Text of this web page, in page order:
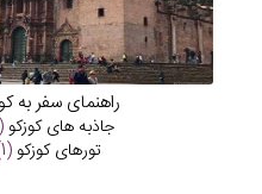
راهنمای سفر به
جاذبه های کوزکو(0)
تورهای کوزکو(1)